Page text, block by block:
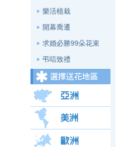
樂活植栽
開幕喬遷
求婚必勝99朵花束
弔唁致禮